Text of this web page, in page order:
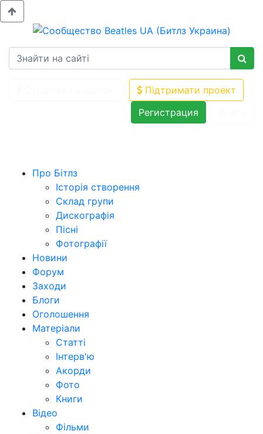
Підтримати проект
Регистрация
Про Бітлз
Історія створення
Склад групи
Дискографія
Пісні
Фотографії
Новини
Форум
Заходи
Блоги
Оголошення
Матеріали
Статті
Інтерв'ю
Акорди
Фото
Книги
Відео
Фільми